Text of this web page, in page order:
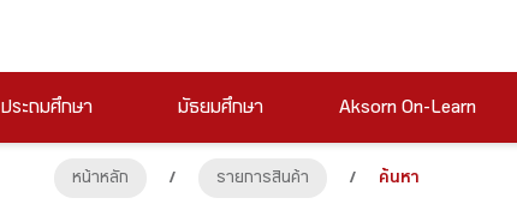
ประถมศึกษา มัธยมศึกษา Aksorn On-Learn
หน้าหลัก / รายการสินค้า / ค้นหา